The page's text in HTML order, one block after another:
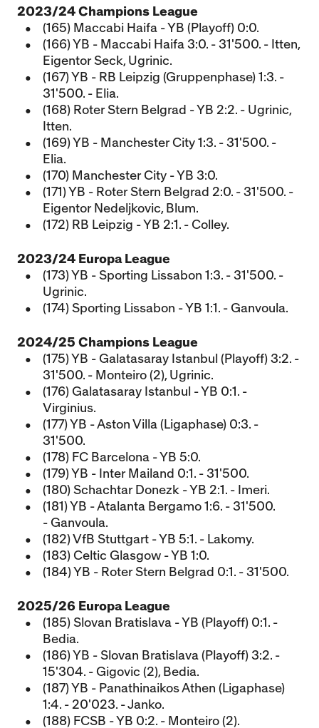
2023/24 Champions League
(165) Maccabi Haifa - YB (Playoff) 0:0.
(166) YB - Maccabi Haifa 3:0. - 31'500. - Itten,
Eigentor Seck, Ugrinic.
(167) YB - RB Leipzig (Gruppenphase) 1:3. -
31'500. - Elia.
(168) Roter Stern Belgrad - YB 2:2. - Ugrinic,
Itten.
(169) YB - Manchester City 1:3. - 31'500. -
Elia.
(170) Manchester City - YB 3:0.
(171) YB - Roter Stern Belgrad 2:0. - 31'500. -
Eigentor Nedeljkovic, Blum.
(172) RB Leipzig - YB 2:1. - Colley.
2023/24 Europa League
(173) YB - Sporting Lissabon 1:3. - 31'500. -
Ugrinic.
(174) Sporting Lissabon - YB 1:1. - Ganvoula.
2024/25 Champions League
(175) YB - Galatasaray Istanbul (Playoff) 3:2. -
31'500. - Monteiro (2), Ugrinic.
(176) Galatasaray Istanbul - YB 0:1. -
Virginius.
(177) YB - Aston Villa (Ligaphase) 0:3. -
31'500.
(178) FC Barcelona - YB 5:0.
(179) YB - Inter Mailand 0:1. - 31'500.
(180) Schachtar Donezk - YB 2:1. - Imeri.
(181) YB - Atalanta Bergamo 1:6. - 31'500.
- Ganvoula.
(182) VfB Stuttgart - YB 5:1. - Lakomy.
(183) Celtic Glasgow - YB 1:0.
(184) YB - Roter Stern Belgrad 0:1. - 31'500.
2025/26 Europa League
(185) Slovan Bratislava - YB (Playoff) 0:1. -
Bedia.
(186) YB - Slovan Bratislava (Playoff) 3:2. -
15'304. - Gigovic (2), Bedia.
(187) YB - Panathinaikos Athen (Ligaphase)
1:4. - 20'023. - Janko.
(188) FCSB - YB 0:2. - Monteiro (2).